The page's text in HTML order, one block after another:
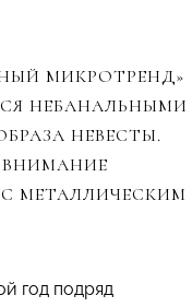
МИКРОТРЕНД»
НЕБАНАЛЬНЫМИ
НЕВЕСТЫ.
МЕТАЛЛИЧЕСКИМ
год подряд